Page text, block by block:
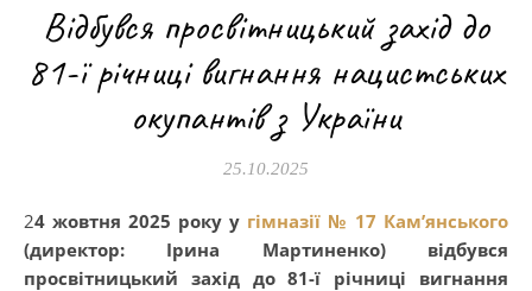
Відбувся просвітницький захід до
81-ї річниці вигнання нацистських
окупантів з України
25.10.2025
24 жовтня 2025 року у гімназії № 17 Кам’янського
(директор: Ірина Мартиненко) відбувся
просвітницький захід до 81-ї річниці вигнання